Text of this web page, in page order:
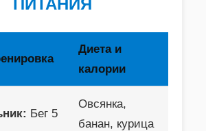
ПИТАНИЯ
Диета и
калории
Бег 5
Овсянка,
банан, курица